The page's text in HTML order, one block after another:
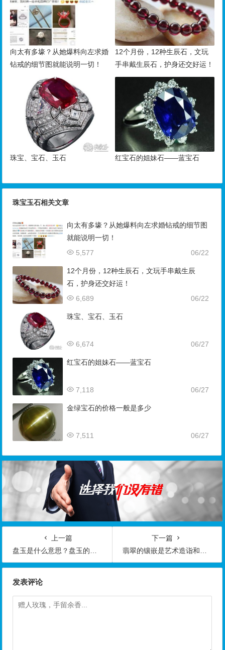
向太有多壕？从她爆料向左求婚
钻戒的细节图就能说明一切！
12个月份，12种生辰石，文玩
手串戴生辰石，护身还交好运！
珠宝、宝石、玉石 红宝石的姐妹石——蓝宝石
珠宝玉石相关文章
向太有多壕？从她爆料向左求婚钻戒的细节图
就能说明一切！
06/22
5,577
12个月份，12种生辰石，文玩手串戴生辰
石，护身还交好运！
06/22
6,689
珠宝、宝石、玉石
06/27
6,674
红宝石的姐妹石——蓝宝石
06/27
7,118
金绿宝石的价格一般是多少
06/27
7,511
上一篇
盘玉是什么意思？盘玉的方法有哪些
下一篇
翡翠的镶嵌是艺术造诣和文化修养相结合的手段
发表评论